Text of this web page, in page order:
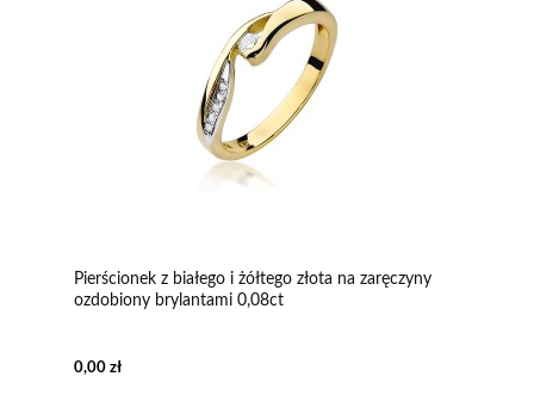
Pierścionek z białego i żółtego złota na zaręczyny
ozdobiony brylantami 0,08ct
0,00 zł